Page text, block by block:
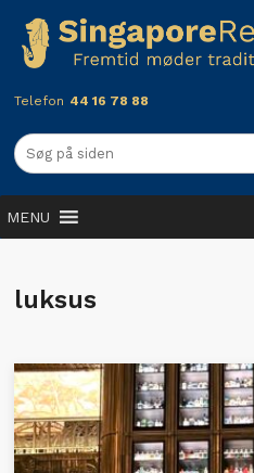
Telefon 44 16 78 88
MENU
luksus